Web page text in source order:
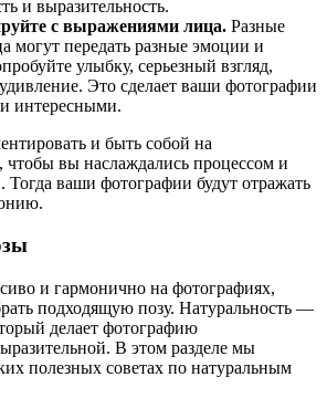
и выразительность.
с выражениями лица. Разные
могут передать разные эмоции и
улыбку, серьезный взгляд,
Это сделает ваши фотографии
интересными.
и быть собой на
вы наслаждались процессом и
ваши фотографии будут отражать
и гармонично на фотографиях,
подходящую позу. Натуральность —
делает фотографию
В этом разделе мы
полезных советах по натуральным